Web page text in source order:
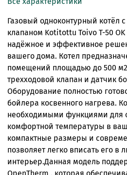
Газовый одноконтурный котёл
клапаном Kotitottu Toivo T-50
надёжное и эффективное
вашего дома. Котел
помещений площадью до 500
трехходовой клапан и датчик
Оборудование полностью
бойлера косвенного нагрева.
необходимыми функциями для
комфортной температуры в
компактные размеры и
позволяет легко вписать его в
интерьер.Данная модель